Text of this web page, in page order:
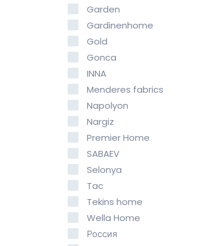
Garden
Gardinenhome
Gold
Gonca
INNA
Menderes fabrics
Napolyon
Nargiz
Premier Home
SABAEV
Selonya
Tac
Tekins home
Wella Home
Россия